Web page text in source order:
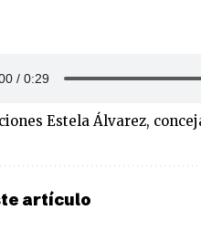
Estela Álvarez,
artículo